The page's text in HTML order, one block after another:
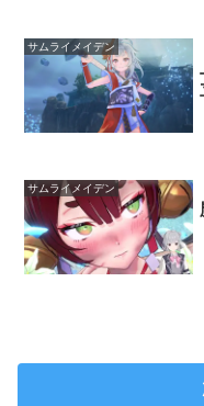
サムライメイデン
サムライメイデン